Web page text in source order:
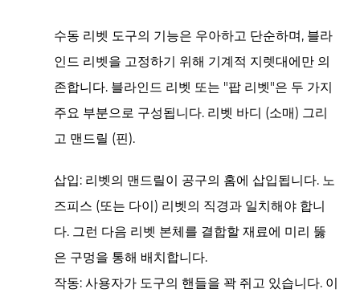
니
이
해
2
주
제
품
변
형
및
기
수동 리벳 도구의 기능은 우아하고 단순하며, 블라
인드 리벳을 고정하기 위해 기계적 지렛대에만 의
존합니다. 블라인드 리벳 또는 "팝 리벳"은 두 가지
주요 부분으로 구성됩니다. 리벳 바디 (소매) 그리
고 맨드릴 (핀).
삽입: 리벳의 맨드릴이 공구의 홈에 삽입됩니다. 노
즈피스 (또는 다이) 리벳의 직경과 일치해야 합니
다. 그런 다음 리벳 본체를 결합할 재료에 미리 뚫
은 구멍을 통해 배치합니다.
작동:사용자가 도구의 핸들을 꽉 쥐고 있습니다. 이